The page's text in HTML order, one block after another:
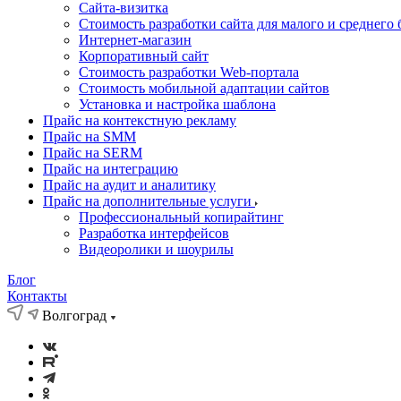
Cайта-визитка
Стоимость разработки сайта для малого и среднего
Интернет-магазин
Корпоративный сайт
Стоимость разработки Web-портала
Стоимость мобильной адаптации сайтов
Установка и настройка шаблона
Прайс на контекстную рекламу
Прайс на SMM
Прайс на SERM
Прайс на интеграцию
Прайс на аудит и аналитику
Прайс на дополнительные услуги
Профессиональный копирайтинг
Разработка интерфейсов
Видеоролики и шоурилы
Блог
Контакты
Волгоград